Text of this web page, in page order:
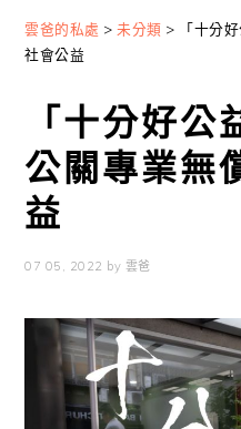
雲爸的私處 >未分類 >
「十分
社會公益
「十分好公
公關專業無
益
07 05, 2022 by 雲爸